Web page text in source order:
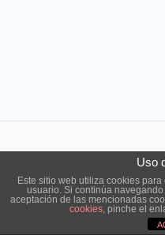
Uso
Este sitio web utiliza cookies
usuario. Si continúa
aceptación de las mencionadas
cookies, pinche el